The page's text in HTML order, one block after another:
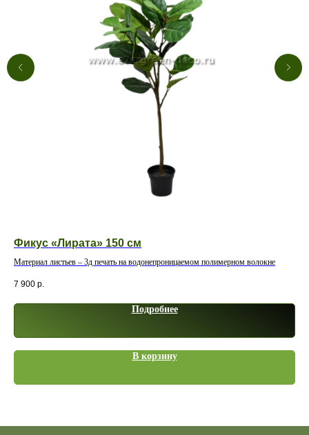
Фикус «Лирата» 150 см
Материал листьев – 3д печать на водонепроницаемом полимерном волокне
7 900 р.
Подробнее
В корзину